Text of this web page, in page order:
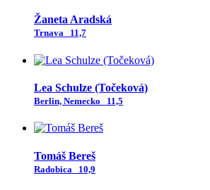
Žaneta Aradská
Trnava 11,7
Lea Schulze (Točeková)
Berlin, Nemecko 11,5
Tomáš Bereš
Radobica 10,9